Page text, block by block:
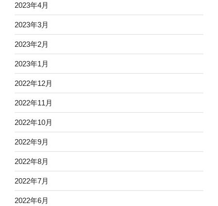
2023年4月
2023年3月
2023年2月
2023年1月
2022年12月
2022年11月
2022年10月
2022年9月
2022年8月
2022年7月
2022年6月